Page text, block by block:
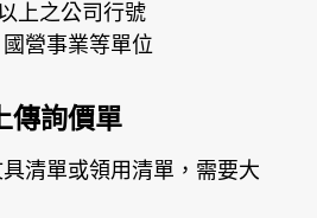
上之公司行號
營事業等單位
傳詢價單
清單或領用清單，需要大